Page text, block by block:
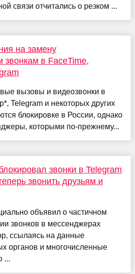
связи отчитались о резком ...
на замену
звонкам в FaceTime,
вызовы и видеозвонки в
Telegram и некоторых других
блокировке в России, однако
которыми по-прежнему...
звонки в Telegram
звонить друзьям и
объявил о частичном
звонков в мессенджерах
ссылаясь на данные
органов и многочисленные
...